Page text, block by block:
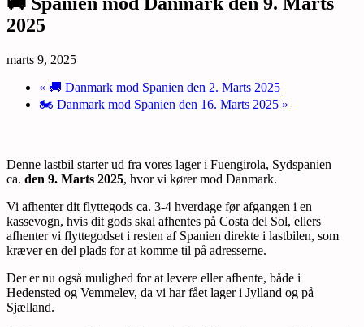
2025
marts 9, 2025
« 🚚 Danmark mod Spanien den 2. Marts 2025
🏍️ Danmark mod Spanien den 16. Marts 2025 »
Denne lastbil starter ud fra vores lager i Fuengirola, Sydspanien
ca. den 9. Marts 2025, hvor vi kører mod Danmark.
Vi afhenter dit flyttegods ca. 3-4 hverdage før afgangen i en
kassevogn, hvis dit gods skal afhentes på Costa del Sol, ellers
afhenter vi flyttegodset i resten af Spanien direkte i lastbilen, som
kræver en del plads for at komme til på adresserne.
Der er nu også mulighed for at levere eller afhente, både i
Hedensted og Vemmelev, da vi har fået lager i Jylland og på
Sjælland.